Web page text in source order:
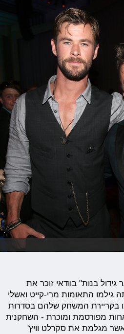
בנות" בוודאי זוכר את
גילמו התאומות מרי-קייט ואשלי
בקריירת המשחק שלהם בסדרות
מפורסמת ומוכרת - השחקנית
מגלמת את סקרלט וויץ'